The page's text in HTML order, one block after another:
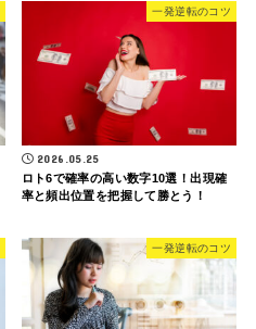
一発逆転のコツ
2026.05.25
ロト6で確率の高い数字10選！出現確
率と頻出位置を把握して勝とう！
一発逆転のコツ